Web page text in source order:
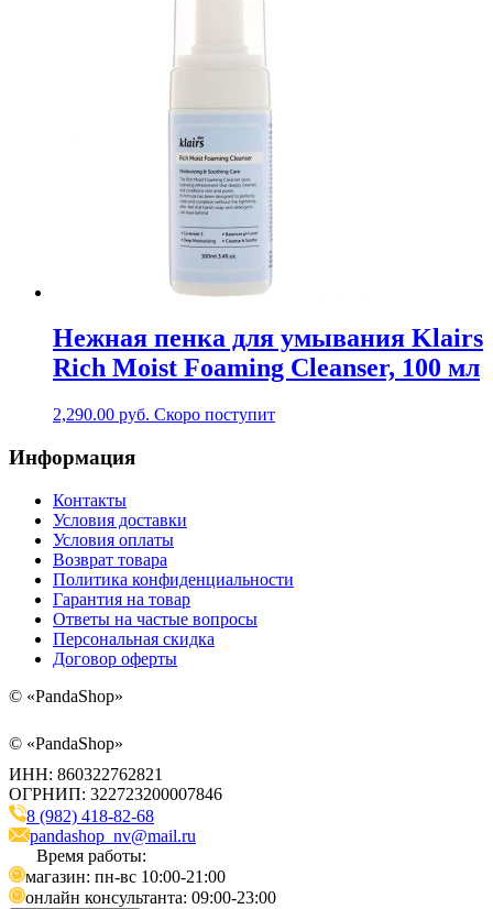
Нежная пенка для умывания Klairs
Rich Moist Foaming Cleanser, 100 мл
2,290.00 руб. Скоро поступит
Информация
Контакты
Условия доставки
Условия оплаты
Возврат товара
Политика конфиденциальности
Гарантия на товар
Ответы на частые вопросы
Персональная скидка
Договор оферты
© «PandaShop»
© «PandaShop»
ИНН: 860322762821
ОГРНИП: 322723200007846
8 (982) 418-82-68
pandashop_nv@mail.ru
Время работы:
магазин: пн-вс 10:00-21:00
онлайн консультанта: 09:00-23:00